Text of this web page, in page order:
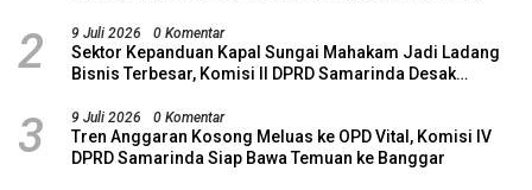
2 9 Juli 2026 0 Komentar
Sektor Kepanduan Kapal Sungai Mahakam Jadi Ladang
Bisnis Terbesar, Komisi II DPRD Samarinda Desak
3 9 Juli 2026 0 Komentar
Tren Anggaran Kosong Meluas ke OPD Vital, Komisi IV
DPRD Samarinda Siap Bawa Temuan ke Banggar